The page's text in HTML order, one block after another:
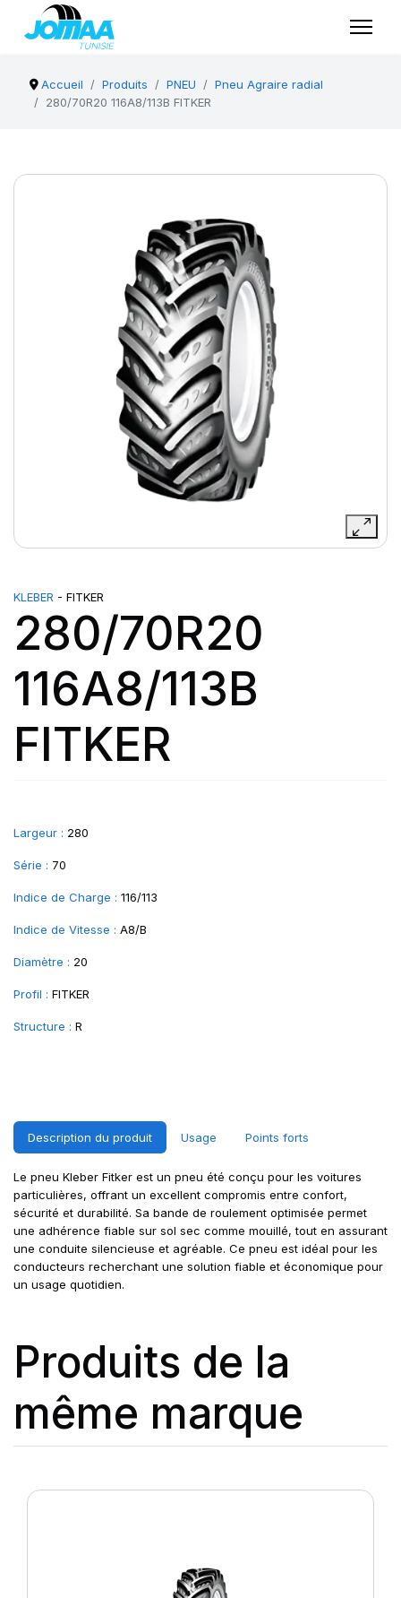
Accueil Produits PNEU
Pneu Agraire radial
280/70R20 116A8/113B FITKER
KLEBER - FITKER
280/70R20
116A8/113B
FITKER
Largeur : 280
Série : 70
Indice de Charge : 116/113
Indice de Vitesse : A8/B
Diamètre : 20
Profil : FITKER
Structure : R
Description du produit Usage Points forts
Le pneu Kleber Fitker est un pneu été conçu pour les voitures
particulières, offrant un excellent compromis entre confort,
sécurité et durabilité. Sa bande de roulement optimisée permet
une adhérence fiable sur sol sec comme mouillé, tout en assurant
une conduite silencieuse et agréable. Ce pneu est idéal pour les
conducteurs recherchant une solution fiable et économique pour
un usage quotidien.
Produits de la
même marque